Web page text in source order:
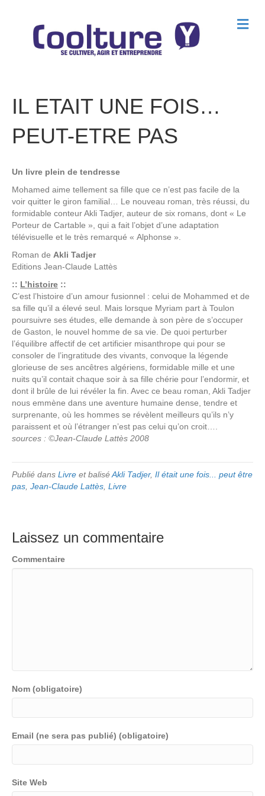
M
e
IL ETAIT UNE FOIS…
PEUT-ETRE PAS
Un livre plein de tendresse
Mohamed aime tellement sa fille que ce n’est pas facile de la
voir quitter le giron familial… Le nouveau roman, très réussi, du
formidable conteur Akli Tadjer, auteur de six romans, dont « Le
Porteur de Cartable », qui a fait l’objet d’une adaptation
télévisuelle et le très remarqué « Alphonse ».
Roman de Akli Tadjer
Editions Jean-Claude Lattès
:: L’histoire ::
C’est l’histoire d’un amour fusionnel : celui de Mohammed et de
sa fille qu’il a élevé seul. Mais lorsque Myriam part à Toulon
poursuivre ses études, elle demande à son père de s’occuper
de Gaston, le nouvel homme de sa vie. De quoi perturber
l’équilibre affectif de cet artificier misanthrope qui pour se
consoler de l’ingratitude des vivants, convoque la légende
glorieuse de ses ancêtres algériens, formidable mille et une
nuits qu’il contait chaque soir à sa fille chérie pour l’endormir, et
dont il brûle de lui révéler la fin. Avec ce beau roman, Akli Tadjer
nous emmène dans une aventure humaine dense, tendre et
surprenante, où les hommes se révèlent meilleurs qu’ils n’y
paraissent et où l’étranger n’est pas celui qu’on croit….
sources : ©Jean-Claude Lattès 2008
Publié dans Livre et baliséAkli Tadjer, Il était une fois... peut être
pas Jean-Claude Lattès Livre
Laissez un commentaire
Commentaire
Nom (obligatoire)
Email (ne sera pas publié) (obligatoire)
Site Web